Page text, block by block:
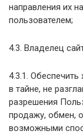
направления их
пользователем;
4.3. Владелец
4.3.1.
в тайне, не
разрешения
продажу, обмен,
возможными